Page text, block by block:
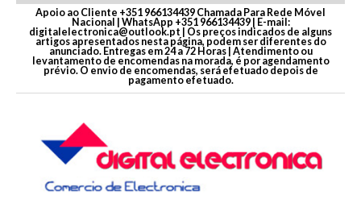
Apoio ao Cliente +351 966134439 Chamada Para Rede Móvel
Nacional | WhatsApp +351 966134439 | E-mail:
digitalelectronica@outlook.pt | Os preços indicados de alguns
artigos apresentados nesta página, podem ser diferentes do
anunciado. Entregas em 24 a 72 Horas | Atendimento ou
levantamento de encomendas na morada, é por agendamento
prévio. O envio de encomendas, será efetuado depois de
pagamento efetuado.